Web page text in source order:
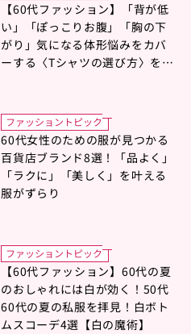
【60代ファッション】「背が低
い」「ぽっこりお腹」「胸の下
がり」気になる体形悩みをカバ
ーする〈Tシャツの選び方〉をス
ファッショントピック
60代女性のための服が見つかる
百貨店ブランド8選！「品よく」
「ラクに」「美しく」を叶える
服がずらり
ファッショントピック
【60代ファッション】60代の夏
のおしゃれには白が効く！50代
60代の夏の私服を拝見！白ボト
ムスコーデ4選【白の魔術】